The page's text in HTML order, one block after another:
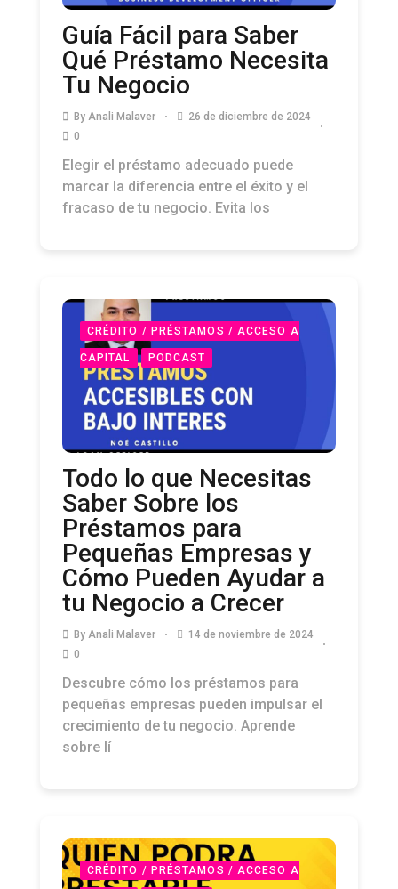
Guía Fácil para Saber
Qué Préstamo Necesita
Tu Negocio
By Anali Malaver
26 de diciembre de 2024
0
Elegir el préstamo adecuado puede
marcar la diferencia entre el éxito y el
fracaso de tu negocio. Evita los
CRÉDITO / PRÉSTAMOS / ACCESO A
CAPITAL PODCAST
Todo lo que Necesitas
Saber Sobre los
Préstamos para
Pequeñas Empresas y
Cómo Pueden Ayudar a
tu Negocio a Crecer
By Anali Malaver
14 de noviembre de 2024
0
Descubre cómo los préstamos para
pequeñas empresas pueden impulsar el
crecimiento de tu negocio. Aprende
sobre lí
CRÉDITO / PRÉSTAMOS / ACCESO A